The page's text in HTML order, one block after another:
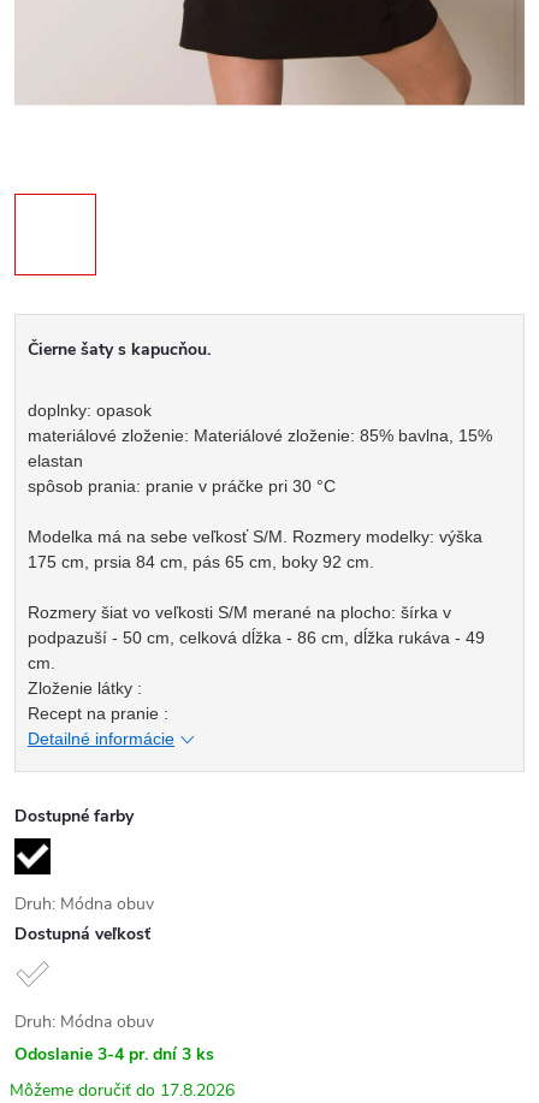
Čierne šaty s kapucňou.
doplnky: opasok
materiálové zloženie: Materiálové zloženie: 85% bavlna, 15%
elastan
spôsob prania: pranie v práčke pri 30 °C
Modelka má na sebe veľkosť S/M. Rozmery modelky: výška
175 cm, prsia 84 cm, pás 65 cm, boky 92 cm.
Rozmery šiat vo veľkosti S/M merané na plocho: šírka v
podpazuší - 50 cm, celková dĺžka - 86 cm, dĺžka rukáva - 49
cm.
Zloženie látky :
Recept na pranie :
Detailné informácie
Dostupné farby
Druh: Módna obuv
Dostupná veľkosť
Druh: Módna obuv
Odoslanie 3-4 pr. dní 3 ks
17.8.2026